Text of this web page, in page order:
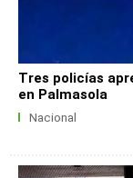
Tres policías
en Palmasola
Nacional